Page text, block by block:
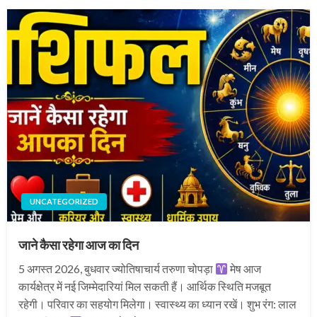
UNCATEGORIZED
जाने कैसा रहेगा आज का दिन
5 अगस्त 2026, बुधवार ज्योतिषाचार्य तरुणा चोपड़ा
मेष आज
कार्यक्षेत्र में नई जिम्मेदारियां मिल सकती हैं। आर्थिक स्थिति मजबूत
रहेगी। परिवार का सहयोग मिलेगा। स्वास्थ्य का ध्यान रखें। शुभ रंग: लाल